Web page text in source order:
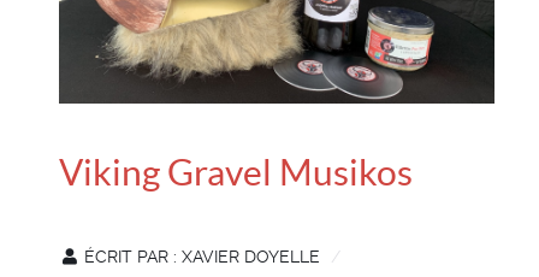
Viking Gravel Musikos
ÉCRIT PAR : XAVIER DOYELLE